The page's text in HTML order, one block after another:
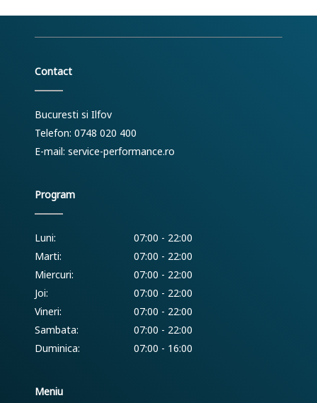
Contact
Bucuresti si Ilfov
Telefon: 0748 020 400
E-mail: service-performance.ro
Program
Luni:
07:00 - 22:00
Marti:
07:00 - 22:00
Miercuri:
07:00 - 22:00
Joi:
07:00 - 22:00
Vineri:
07:00 - 22:00
Sambata:
07:00 - 22:00
Duminica:
07:00 - 16:00
Meniu